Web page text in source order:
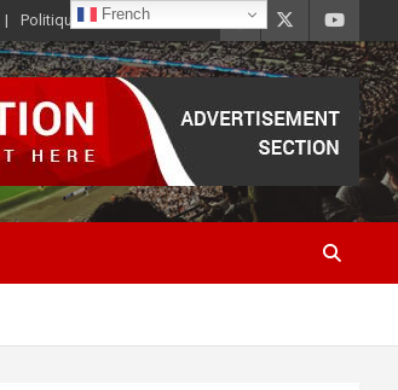
Politique de Confidentialité
French